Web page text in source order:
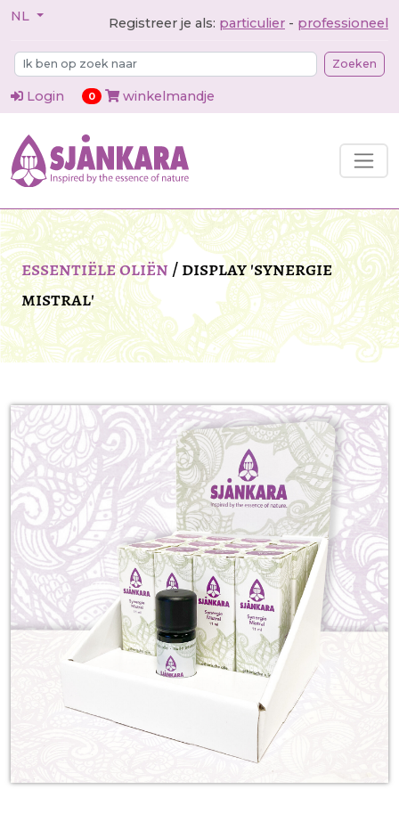
NL Registreer je als: particulier - professioneel
Zoeken
Login 0items in cart
winkelmandje
essentiële oliën/display 'synergie
mistral'